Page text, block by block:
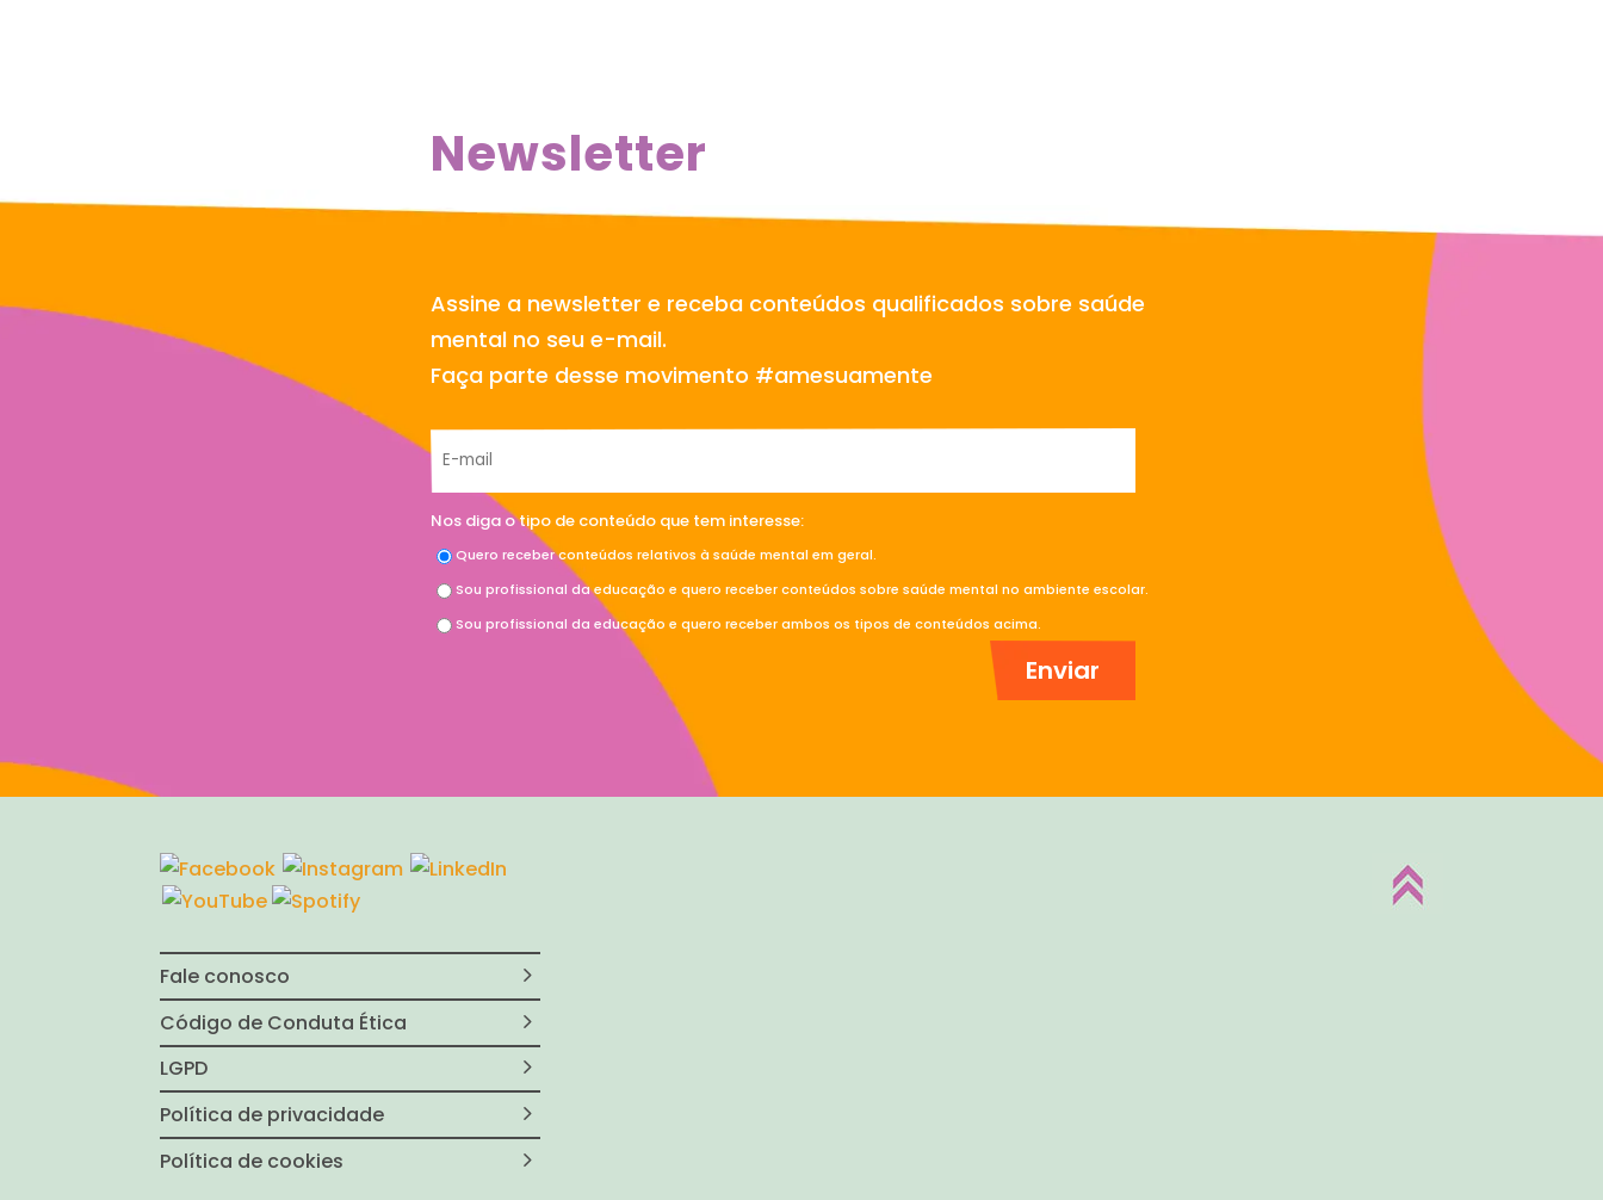
Newsletter
Assine a newsletter e receba conteúdos qualificados sobre saúde
mental no seu e-mail.
Faça parte desse movimento #amesuamente
Nos diga o tipo de conteúdo que tem interesse:
Quero receber conteúdos relativos à saúde mental em geral.
Sou profissional da educação e quero receber conteúdos sobre saúde mental no ambiente escolar.
Sou profissional da educação e quero receber ambos os tipos de conteúdos acima.
Fale conosco
Código de Conduta Ética
LGPD
Política de privacidade
Política de cookies